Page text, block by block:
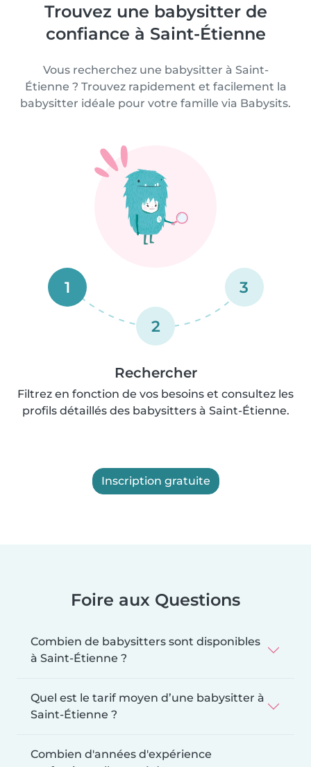
Trouvez une babysitter de
confiance à Saint-Étienne
Vous recherchez une babysitter à Saint-
Étienne ? Trouvez rapidement et facilement la
babysitter idéale pour votre famille via Babysits.
1
2
3
Rechercher
Filtrez en fonction de vos besoins et consultez les
profils détaillés des babysitters à Saint-Étienne.
Inscription gratuite
Foire aux Questions
Combien de babysitters sont disponibles
à Saint-Étienne ?
Quel est le tarif moyen d’une babysitter à
Saint-Étienne ?
Combien d'années d'expérience